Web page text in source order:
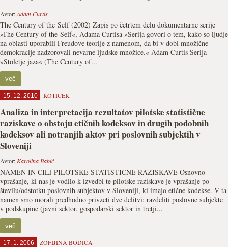
Avtor:Adam Curtis
The Century of the Self (2002) Zapis po četrtem delu dokumentarne serije
»The Century of the Self«, Adama Curtisa »Serija govori o tem, kako so ljudje
na oblasti uporabili Freudove teorije z namenom, da bi v dobi množične
demokracije nadzorovali nevarne ljudske množice.« Adam Curtis Serija
»Stoletje jaza« (The Century of...
več
15. 12. 2010 KOTIČEK
Analiza in interpretacija rezultatov pilotske statistične
raziskave o obstoju etičnih kodeksov in drugih podobnih
kodeksov ali notranjih aktov pri poslovnih subjektih v
Sloveniji
Avtor: Karolina Babič
NAMEN IN CILJ PILOTSKE STATISTIČNE RAZISKAVE Osnovno
vprašanje, ki nas je vodilo k izvedbi te pilotske raziskave je vprašanje po
številu/odstotku poslovnih subjektov v Sloveniji, ki imajo etične kodekse. V ta
namen smo morali predhodno privzeti dve delitvi: razdeliti poslovne subjekte
v podskupine (javni sektor, gospodarski sektor in tretji...
več
17. 1. 2006 ZOFIJINA BODICA